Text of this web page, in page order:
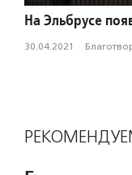
На Эльбрусе
30.04.2021 ·